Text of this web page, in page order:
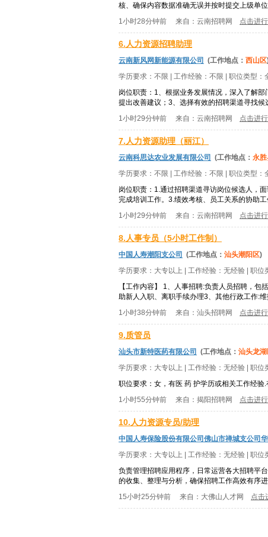
核、确保内容数据准确无误并按时提交上级单
1小时28分钟前 来自： 云南招聘网 点击进
6.人力资源招聘助理
云南新风网新能源有限公司 (工作地点： 西山区
学历要求： 不限 | 工作经验： 不限 | 职位类型：
岗位职责：1、根据业务发展情况，深入了解
提出改善建议；3、选择有效的招聘渠道寻找
1小时29分钟前 来自： 云南招聘网 点击进
7.人力资源助理（丽江）
云南科思达农业发展有限公司 (工作地点： 永
学历要求： 不限 | 工作经验： 不限 | 职位类型：
岗位职责：1.通过招聘渠道寻访岗位候选人，
完成培训工作。3.绩效考核、员工关系的协助
1小时29分钟前 来自： 云南招聘网 点击进
8.人事专员（5小时工作制）
中国人寿潮阳支公司 (工作地点： 汕头潮阳区)
学历要求： 大专以上 | 工作经验： 无经验 | 职位
【工作内容】 1、人事招聘:负责人员招聘，
助新人入职、离职手续办理3、其他行政工作:
1小时38分钟前 来自： 汕头招聘网 点击进
9.质管员
汕头市新特医药有限公司 (工作地点： 汕头龙
学历要求： 大专以上 | 工作经验： 无经验 | 职位
职位要求：女，有医 药 护学历或相关工作经验
1小时55分钟前 来自： 揭阳招聘网 点击进
10.人力资源专员/助理
中国人寿保险股份有限公司佛山市禅城支公司
学历要求： 大专以上 | 工作经验： 无经验 | 职位
负责管理招聘应用程序，日常运营各大招聘平
的收集、整理与分析，确保招聘工作高效有序
15小时25分钟前 来自： 大佛山人才网 点击